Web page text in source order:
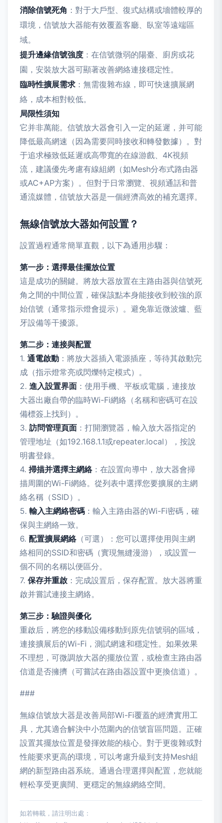
消除信號死角 ：對于大戶型、復式結構或墻體較厚的
環境，信號放大器能有效覆蓋客廳、臥室等遠端區
域。
提升邊緣信號強度 ：在信號微弱的陽臺、廚房或花
園，安裝放大器可顯著改善網絡連接穩定性。
臨時性擴展需求 ：無需復雜布線，即可快速擴展網
絡，成本相對較低。
局限性須知
它并非萬能。信號放大器會引入一定的延遲，并可能
降低最高網速（因為需要同時接收和轉發數據）。對
于追求極致低延遲或高帶寬的在線游戲、4K視頻
流，建議優先考慮有線組網（如Mesh分布式路由器
或AC+AP方案）。但對于日常瀏覽、視頻通話和普
通流媒體，信號放大器是一個經濟高效的補充選擇。
無線信號放大器如何設置？
設置過程通常簡單直觀，以下為通用步驟：
第一步：選擇最佳擺放位置
這是成功的關鍵。將放大器放置在主路由器與信號死
角之間的中間位置，確保該點本身能接收到較強的原
始信號（通常指示燈會提示）。避免靠近微波爐、藍
牙設備等干擾源。
第二步：連接與配置
1. 通電啟動 ：將放大器插入電源插座，等待其啟動完
成（指示燈常亮或閃爍特定模式）。
2. 進入設置界面 ：使用手機、平板或電腦，連接放
大器出廠自帶的臨時Wi-Fi網絡（名稱和密碼可在設
備標簽上找到）。
3. 訪問管理頁面 ：打開瀏覽器，輸入放大器指定的
管理地址（如192.168.1.1或repeater.local），按說
明書登錄。
4. 掃描并選擇主網絡：在設置向導中，放大器會掃
描周圍的Wi-Fi網絡。從列表中選擇您要擴展的主網
絡名稱（SSID）。
5. 輸入主網絡密碼 ：輸入主路由器的Wi-Fi密碼，確
保與主網絡一致。
6. 配置擴展網絡（可選）：您可以選擇使用與主網
絡相同的SSID和密碼（實現無縫漫游），或設置一
個不同的名稱以便區分。
7. 保存并重啟 ：完成設置后，保存配置。放大器將重
啟并嘗試連接主網絡。
第三步：驗證與優化
重啟后，將您的移動設備移動到原先信號弱的區域，
連接擴展后的Wi-Fi，測試網速和穩定性。如果效果
不理想，可微調放大器的擺放位置，或檢查主路由器
信道是否擁擠（可嘗試在路由器設置中更換信道）。
###
無線信號放大器是改善局部Wi-Fi覆蓋的經濟實用工
具，尤其適合解決中小范圍內的信號盲區問題。正確
設置其擺放位置是發揮效能的核心。對于更復雜或對
性能要求更高的環境，可以考慮升級到支持Mesh組
網的新型路由器系統。通過合理選擇與配置，您就能
輕松享受更廣闊、更穩定的無線網絡空間。
如若轉載，請注明出處：